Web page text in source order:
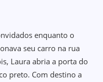
enquanto o
seu carro na rua
Laura abria a porta do
preto. Com destino a